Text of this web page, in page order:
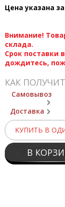
Цена указана
Внимание!
склада.
Срок поставки
дождитесь,
КАК
Самовывоз
Доставка
КУПИТЬ В
В